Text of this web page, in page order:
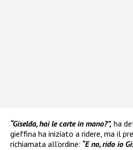
“Giselda, hai le carte in mano?”, ha
gieffina ha iniziato a ridere, ma il
richiamata all’ordine: “E no, rido io